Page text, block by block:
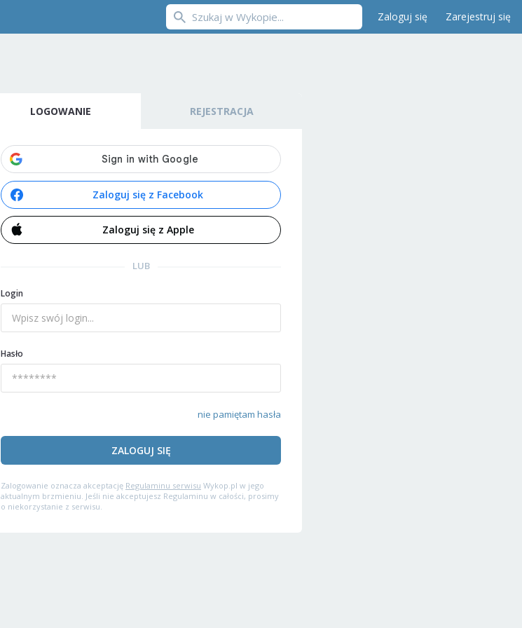
Zaloguj się Zarejestruj się
LOGOWANIE REJESTRACJA
Zaloguj się z Facebook
Zaloguj się z Apple
LUB
Login
Hasło
nie pamiętam hasła
ZALOGUJ SIĘ
Zalogowanie oznacza akceptację Regulaminu serwisu Wykop.pl w jego
aktualnym brzmieniu. Jeśli nie akceptujesz Regulaminu w całości, prosimy
o niekorzystanie z serwisu.